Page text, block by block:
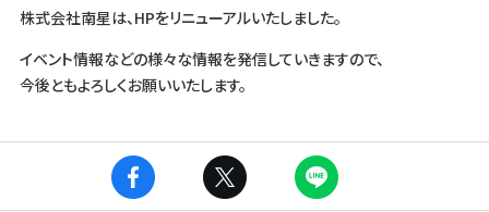
株式会社南星は、HPをリニューアルいたしました。
イベント情報などの様々な情報を発信していきますので、
今後ともよろしくお願いいたします。